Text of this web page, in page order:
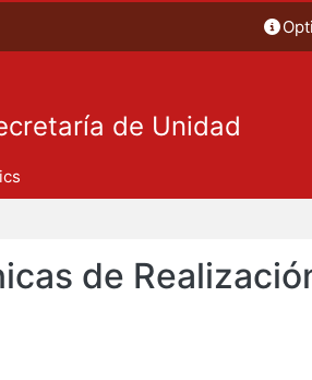
de Unidad
de